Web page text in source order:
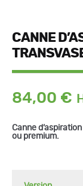
CANNE
84,00 €
Canne
ou premium.